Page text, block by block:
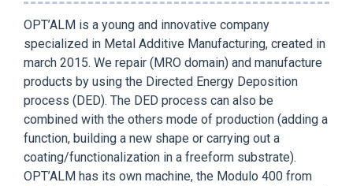
OPT’ALM is a young and innovative company
specialized in Metal Additive Manufacturing, created in
march 2015. We repair (MRO domain) and manufacture
products by using the Directed Energy Deposition
process (DED). The DED process can also be
combined with the others mode of production (adding a
function, building a new shape or carrying out a
coating/functionalization in a freeform substrate).
OPT’ALM has its own machine, the Modulo 400 from